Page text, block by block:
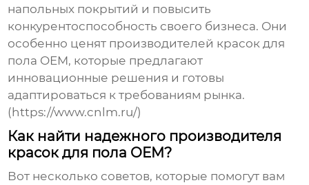
напольных покрытий и повысить
конкурентоспособность своего бизнеса. Они
особенно ценят производителей красок для
пола OEM, которые предлагают
инновационные решения и готовы
адаптироваться к требованиям рынка.
(https://www.cnlm.ru/)
Как найти надежного производителя
красок для пола OEM?
Вот несколько советов, которые помогут вам